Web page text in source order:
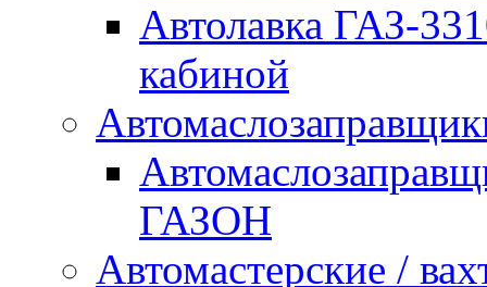
Автолавка ГАЗ-
кабиной
ГАЗОН
Автомастерские /